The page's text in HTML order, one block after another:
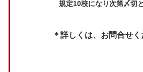
規定10校になり次第〆切
＊詳しくは、お問合せく